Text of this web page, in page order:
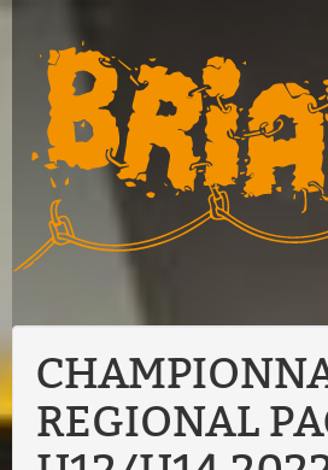
Bourse
au
matériel
REGIONAL